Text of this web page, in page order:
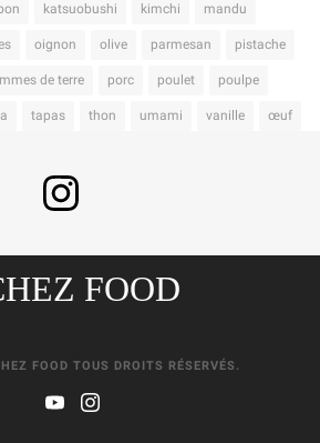
katsuobushi kimchi mandu
oignon olive parmesan pistache
de terre porc poulet poulpe
tapas thon umami vanille œuf
FOOD TOUS DROITS RÉSERVÉS.